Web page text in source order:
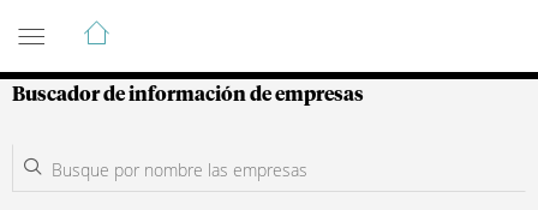
Guía de Empresas Colombianas
Buscador de información de empresas